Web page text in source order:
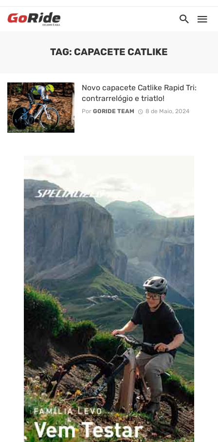
TAG: CAPACETE CATLIKE
Novo capacete Catlike Rapid Tri:
contrarrelógio e triatlo!
Por GORIDE TEAM 8 de Maio, 2024